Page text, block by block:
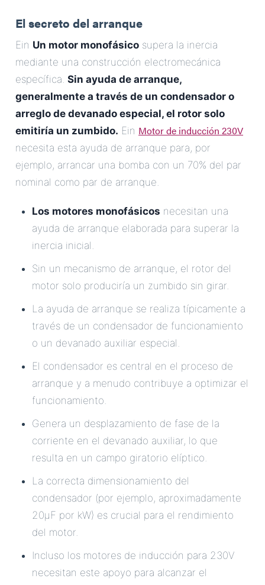
El secreto del arranque
Ein Un motor monofásico supera la inercia
mediante una construcción electromecánica
específica. Sin ayuda de arranque,
generalmente a través de un condensador o
arreglo de devanado especial, el rotor solo
emitiría un zumbido. Ein Motor de inducción 230V
necesita esta ayuda de arranque para, por
ejemplo, arrancar una bomba con un 70% del par
nominal como par de arranque.
Los motores monofásicos necesitan una
ayuda de arranque elaborada para superar la
inercia inicial.
Sin un mecanismo de arranque, el rotor del
motor solo produciría un zumbido sin girar.
La ayuda de arranque se realiza típicamente a
través de un condensador de funcionamiento
o un devanado auxiliar especial.
El condensador es central en el proceso de
arranque y a menudo contribuye a optimizar el
funcionamiento.
Genera un desplazamiento de fase de la
corriente en el devanado auxiliar, lo que
resulta en un campo giratorio elíptico.
La correcta dimensionamiento del
condensador (por ejemplo, aproximadamente
20µF por kW) es crucial para el rendimiento
del motor.
Incluso los motores de inducción para 230V
necesitan este apoyo para alcanzar el